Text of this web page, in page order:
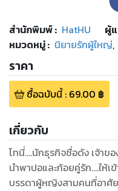
สำนักพิมพ์: HatHU ผู้
หมวดหมู่: นิยายรักผู้ใหญ่,
ราคา
ซื้อฉบับนี้: 69.00 ฿
เกี่ยวกับ
โทนี่....นักธุรกิจชื่อดัง เจ้าของคฤหาสน์หลังใหญ่ตระการตา ได้
นำพาปอและก้อยคู่รัก....ให้